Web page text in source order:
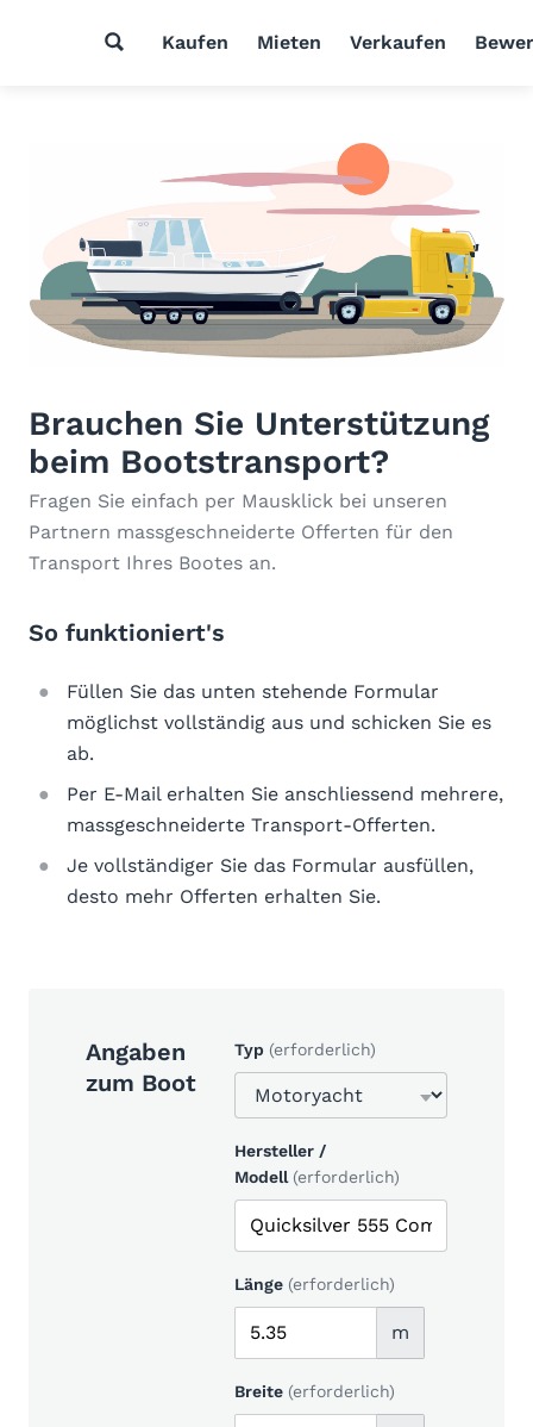
Kaufen Mieten Verkaufen
Brauchen Sie Unterstützung
beim Bootstransport?
Fragen Sie einfach per Mausklick bei unseren
Partnern massgeschneiderte Offerten für den
Transport Ihres Bootes an.
So funktioniert's
Füllen Sie das unten stehende Formular
möglichst vollständig aus und schicken Sie es
ab.
Per E-Mail erhalten Sie anschliessend mehrere,
massgeschneiderte Transport-Offerten.
Je vollständiger Sie das Formular ausfüllen,
desto mehr Offerten erhalten Sie.
Angaben
zum Boot
Typ (erforderlich)
Hersteller /
Modell (erforderlich)
Länge (erforderlich)
m
Breite (erforderlich)